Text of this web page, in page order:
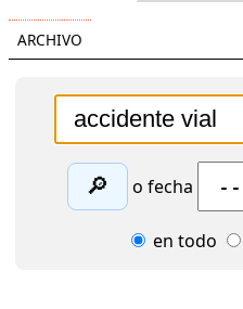
ARCHIVO
🔎 o fecha
en todo